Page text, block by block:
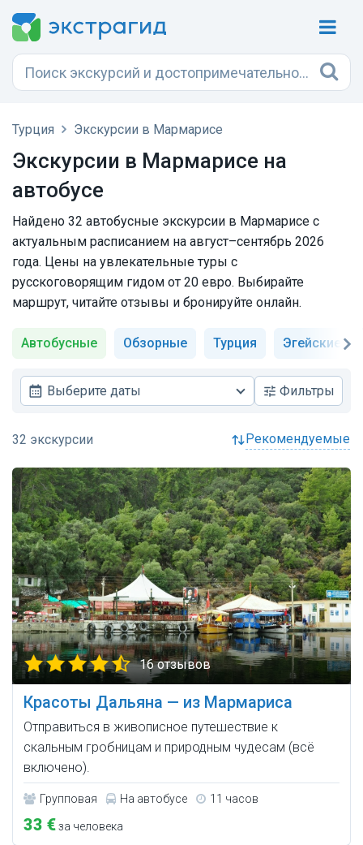
Турция Экскурсии в Мармарисе
Экскурсии в Мармарисе на
автобусе
Найдено 32 автобусные экскурсии в Мармарисе с
актуальным расписанием на август–сентябрь 2026
года. Цены на увлекательные туры с
русскоговорящим гидом от 20 евро. Выбирайте
маршрут, читайте отзывы и бронируйте онлайн.
Автобусные Обзорные Турция Эгейские
Выберите даты Фильтры
рекомендуемые
16 отзывов
Красоты Дальяна — из Мармариса
Отправиться в живописное путешествие к
скальным гробницам и природным чудесам (всё
включено).
Групповая На автобусе 11 часов
33 €за человека